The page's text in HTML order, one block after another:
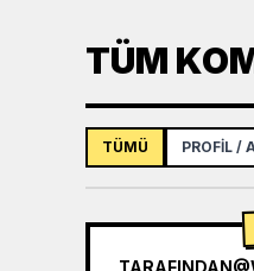
TÜM
TÜMÜ PROFIL /
TARAFINDAN@